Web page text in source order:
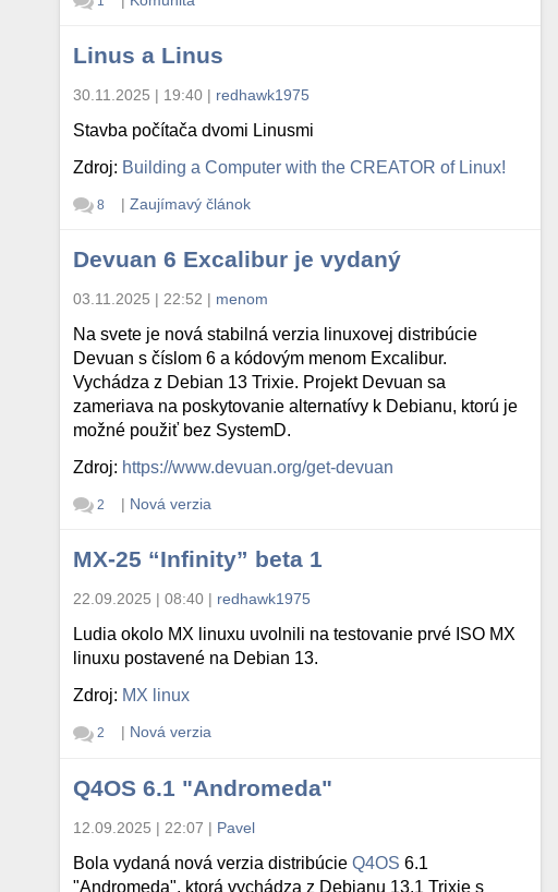
Linus a Linus
30.11.2025 | 19:40 | redhawk1975
Stavba počítača dvomi Linusmi
Zdroj: Building a Computer with the CREATOR of Linux!
8 | Zaujímavý článok
Devuan 6 Excalibur je vydaný
03.11.2025 | 22:52 | menom
Na svete je nová stabilná verzia linuxovej distribúcie
Devuan s číslom 6 a kódovým menom Excalibur.
Vychádza z Debian 13 Trixie. Projekt Devuan sa
zameriava na poskytovanie alternatívy k Debianu, ktorú je
možné použiť bez SystemD.
Zdroj: https://www.devuan.org/get-devuan
2 | Nová verzia
MX-25 “Infinity” beta 1
22.09.2025 | 08:40 | redhawk1975
Ludia okolo MX linuxu uvolnili na testovanie prvé ISO MX
linuxu postavené na Debian 13.
Zdroj: MX linux
2 | Nová verzia
Q4OS 6.1 "Andromeda"
12.09.2025 | 22:07 | Pavel
Bola vydaná nová verzia distribúcieQ4OS 6.1
"Andromeda", ktorá vychádza z Debianu 13.1 Trixie s